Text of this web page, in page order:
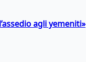
agli yemeniti»